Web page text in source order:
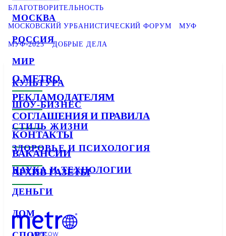
МОСКВА
РОССИЯ
МИР
КУЛЬТУРА
ШОУ-БИЗНЕС
СТИЛЬ ЖИЗНИ
ЗДОРОВЬЕ И ПСИХОЛОГИЯ
НАУКА И ТЕХНОЛОГИИ
ДЕНЬГИ
ДОМ
БЛАГОТВОРИТЕЛЬНОСТЬ
МОСКОВСКИЙ УРБАНИСТИЧЕСКИЙ ФОРУМ МУФ
МУФ-2023 ДОБРЫЕ ДЕЛА
О METRO
РЕКЛАМОДАТЕЛЯМ
СОГЛАШЕНИЯ И ПРАВИЛА
КОНТАКТЫ
ВАКАНСИИ
АРХИВ ГАЗЕТЫ